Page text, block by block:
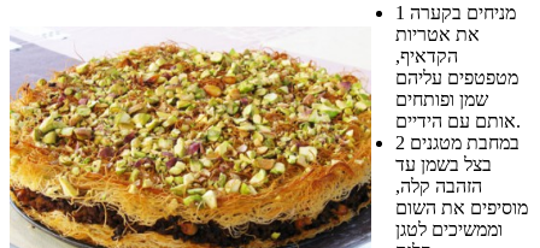
1
את אטריות
הקדאיף,
מטפטפים עליהם
שמן ופותחים
אותם עם הידיים.
2
בצל בשמן עד
הזהבה קלה,
מוסיפים את השום
וממשיכים לטגן